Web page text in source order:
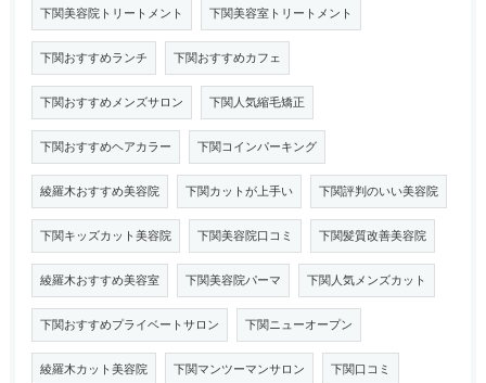
下関美容院トリートメント 下関美容室トリートメント
下関おすすめランチ 下関おすすめカフェ
下関おすすめメンズサロン 下関人気縮毛矯正
下関おすすめヘアカラー 下関コインパーキング
綾羅木おすすめ美容院 下関カットが上手い 下関評判のいい美容院
下関キッズカット美容院 下関美容院口コミ 下関髪質改善美容院
綾羅木おすすめ美容室 下関美容院パーマ 下関人気メンズカット
下関おすすめプライベートサロン 下関ニューオープン
綾羅木カット美容院 下関マンツーマンサロン 下関口コミ